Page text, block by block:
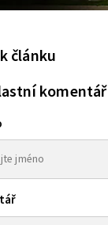
článku
komentář